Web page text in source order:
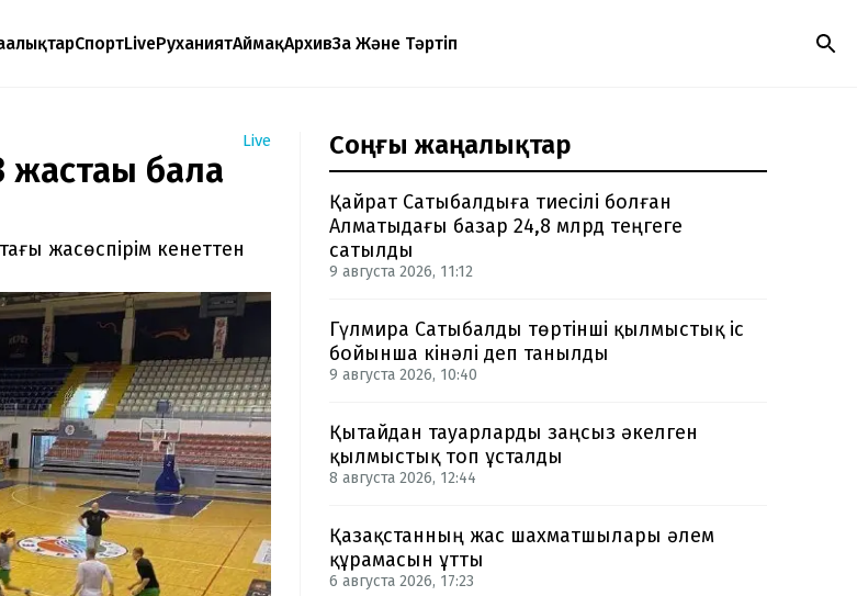
СпортLiveРуханиятАймақАрхивЗаң Және Тәртіп
Live
бала
жасөспірім кенеттен
Соңғы жаңалықтар
Қайрат Сатыбалдыға тиесілі болған
Алматыдағы базар 24,8 млрд теңгеге
сатылды
9 августа 2026, 11:12
Гүлмира Сатыбалды төртінші қылмыстық іс
бойынша кінәлі деп танылды
9 августа 2026, 10:40
Қытайдан тауарларды заңсыз әкелген
қылмыстық топ ұсталды
8 августа 2026, 12:44
Қазақстанның жас шахматшылары әлем
құрамасын ұтты
6 августа 2026, 17:23